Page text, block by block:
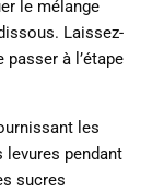
le mélange
Laissez-
à l’étape
les
pendant
sucres